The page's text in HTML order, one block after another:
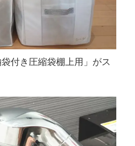
付き圧縮袋棚上用」がス